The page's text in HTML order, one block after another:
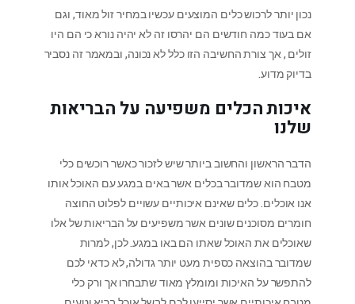
נכון יותר לרכוש כלים המוצעים עכשיו במחיר זול מאוד, וגם
אם בעוד כמה חודשים הם יהרסו זה לא יהיה נורא כי הם היו
זולים , אך צורת החשיבה הזו כלל לא נכונה, ובמאמר זה נסביר
בדיוק מדוע.
איכות הכלים משפיעה על הבריאות
שלנו
הדבר הראשון והחשוב ביותר שיש לזכור כאשר רוכשים כלי
מטבח הוא שמדובר בכלים אשר באים במגע עם האוכל אותו
אנו אוכלים. כלים שאינם איכותיים עשויים לפלוט החוצה
חומרים מסוכנים שונים אשר משפיעים על הבריאות של אלו
שאוכלים את האוכל שאתו הם באו במגע. לכן, למרות
שמדובר בהוצאה כספית מעט יותר גדולה, לא כדאי לכם
להתפשר על האיכות ומומלץ מאוד שתבחרו אך ורק כלי